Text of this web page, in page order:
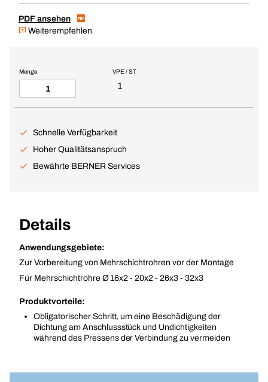
PDF ansehen
Weiterempfehlen
VPE / ST
1
Menge
Schnelle Verfügbarkeit
Hoher Qualitätsanspruch
Bewährte BERNER Services
Details
Anwendungsgebiete:
Zur Vorbereitung von Mehrschichtrohren vor der Montage
Für Mehrschichtrohre Ø 16x2 - 20x2 - 26x3 - 32x3
Produktvorteile:
Obligatorischer Schritt, um eine Beschädigung der
Dichtung am Anschlussstück und Undichtigkeiten
während des Pressens der Verbindung zu vermeiden